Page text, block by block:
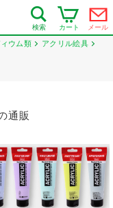
検索 カート メール
ウム類
アクリル絵具
通販